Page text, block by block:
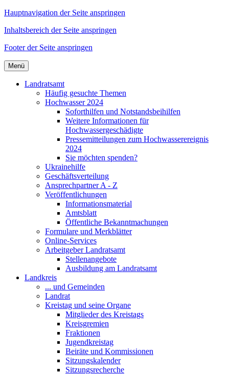
Hauptnavigation der Seite anspringen
Inhaltsbereich der Seite anspringen
Footer der Seite anspringen
Menü
Landratsamt
Häufig gesuchte Themen
Hochwasser 2024
Soforthilfen und Notstandsbeihilfen
Weitere Informationen für
Hochwassergeschädigte
Pressemitteilungen zum Hochwasserereignis
2024
Sie möchten spenden?
Ukrainehilfe
Geschäftsverteilung
Ansprechpartner A - Z
Veröffentlichungen
Informationsmaterial
Amtsblatt
Öffentliche Bekanntmachungen
Formulare und Merkblätter
Online-Services
Arbeitgeber Landratsamt
Stellenangebote
Ausbildung am Landratsamt
Landkreis
... und Gemeinden
Landrat
Kreistag und seine Organe
Mitglieder des Kreistags
Kreisgremien
Fraktionen
Jugendkreistag
Beiräte und Kommissionen
Sitzungskalender
Sitzungsrecherche